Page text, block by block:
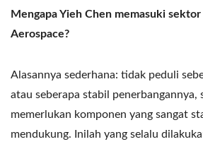
Mengapa Yieh Chen memasuki sektor
Aerospace?
Alasannya sederhana: tidak peduli
atau seberapa stabil penerbangannya,
memerlukan komponen yang sangat
mendukung. Inilah yang selalu